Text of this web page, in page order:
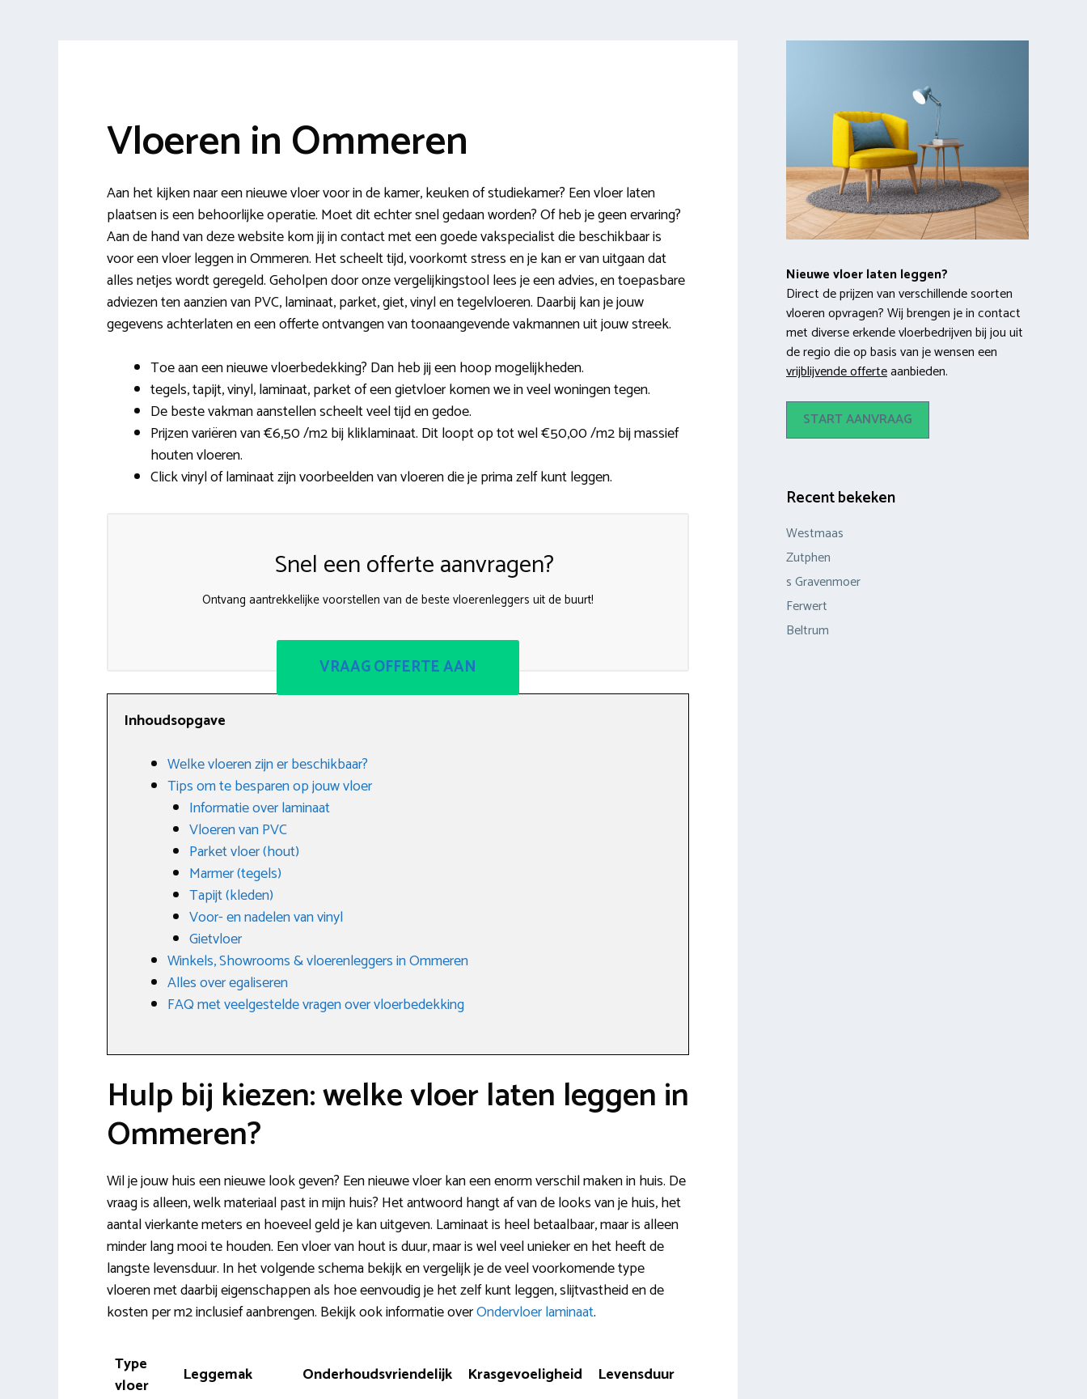
Vloeren in Ommeren
Aan het kijken naar een nieuwe vloer voor in de kamer, keuken of studiekamer? Een vloer laten
plaatsen is een behoorlijke operatie. Moet dit echter snel gedaan worden? Of heb je geen ervaring?
Aan de hand van deze website kom jij in contact met een goede vakspecialist die beschikbaar is
voor een vloer leggen in Ommeren. Het scheelt tijd, voorkomt stress en je kan er van uitgaan dat
alles netjes wordt geregeld. Geholpen door onze vergelijkingstool lees je een advies, en toepasbare
adviezen ten aanzien van PVC, laminaat, parket, giet, vinyl en tegelvloeren. Daarbij kan je jouw
gegevens achterlaten en een offerte ontvangen van toonaangevende vakmannen uit jouw streek.
Toe aan een nieuwe vloerbedekking? Dan heb jij een hoop mogelijkheden.
tegels, tapijt, vinyl, laminaat, parket of een gietvloer komen we in veel woningen tegen.
De beste vakman aanstellen scheelt veel tijd en gedoe.
Prijzen variëren van €6,50 /m2 bij kliklaminaat. Dit loopt op tot wel €50,00 /m2 bij massief
houten vloeren.
Click vinyl of laminaat zijn voorbeelden van vloeren die je prima zelf kunt leggen.
Snel een offerte aanvragen?
Ontvang aantrekkelijke voorstellen van de beste vloerenleggers uit de buurt!
VRAAG OFFERTE AAN
Inhoudsopgave
Welke vloeren zijn er beschikbaar?
Tips om te besparen op jouw vloer
Informatie over laminaat
Vloeren van PVC
Parket vloer (hout)
Marmer (tegels)
Tapijt (kleden)
Voor- en nadelen van vinyl
Gietvloer
Winkels, Showrooms & vloerenleggers in Ommeren
Alles over egaliseren
FAQ met veelgestelde vragen over vloerbedekking
Hulp bij kiezen: welke vloer laten leggen in
Ommeren?
Wil je jouw huis een nieuwe look geven? Een nieuwe vloer kan een enorm verschil maken in huis. De
vraag is alleen, welk materiaal past in mijn huis? Het antwoord hangt af van de looks van je huis, het
aantal vierkante meters en hoeveel geld je kan uitgeven. Laminaat is heel betaalbaar, maar is alleen
minder lang mooi te houden. Een vloer van hout is duur, maar is wel veel unieker en het heeft de
langste levensduur. In het volgende schema bekijk en vergelijk je de veel voorkomende type
vloeren met daarbij eigenschappen als hoe eenvoudig je het zelf kunt leggen, slijtvastheid en de
kosten per m2 inclusief aanbrengen. Bekijk ook informatie overOndervloer laminaat.
Type
vloer
Leggemak Onderhoudsvriendelijk Krasgevoeligheid Levensduur
Nieuwe vloer laten leggen?
Direct de prijzen van verschillende soorten
vloeren opvragen? Wij brengen je in contact
met diverse erkende vloerbedrijven bij jou uit
de regio die op basis van je wensen een
vrijblijvende offerteaanbieden.
START AANVRAAG
Recent bekeken
Westmaas
Zutphen
s Gravenmoer
Ferwert
Beltrum